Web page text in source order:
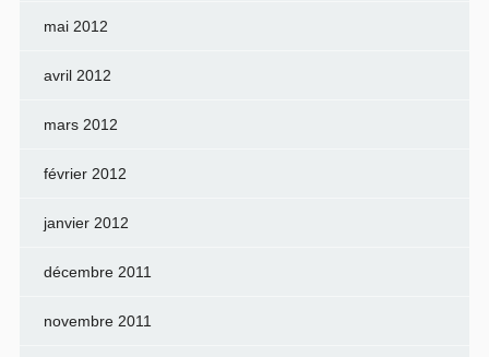
mai 2012
avril 2012
mars 2012
février 2012
janvier 2012
décembre 2011
novembre 2011